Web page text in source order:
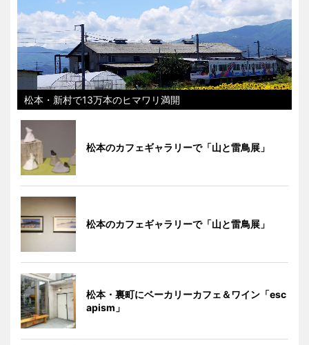
松本・新村で13万本のヒマワリ満開
松本のカフェギャラリーで「山と雷鳥展」
松本のカフェギャラリーで「山と雷鳥展」
松本・裏町にベーカリーカフェ＆ワイン「esc
apism」